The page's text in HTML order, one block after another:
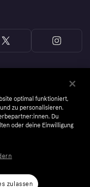
optimal funktioniert,
zu personalisieren.
Du
oder deine Einwilligung
zulassen